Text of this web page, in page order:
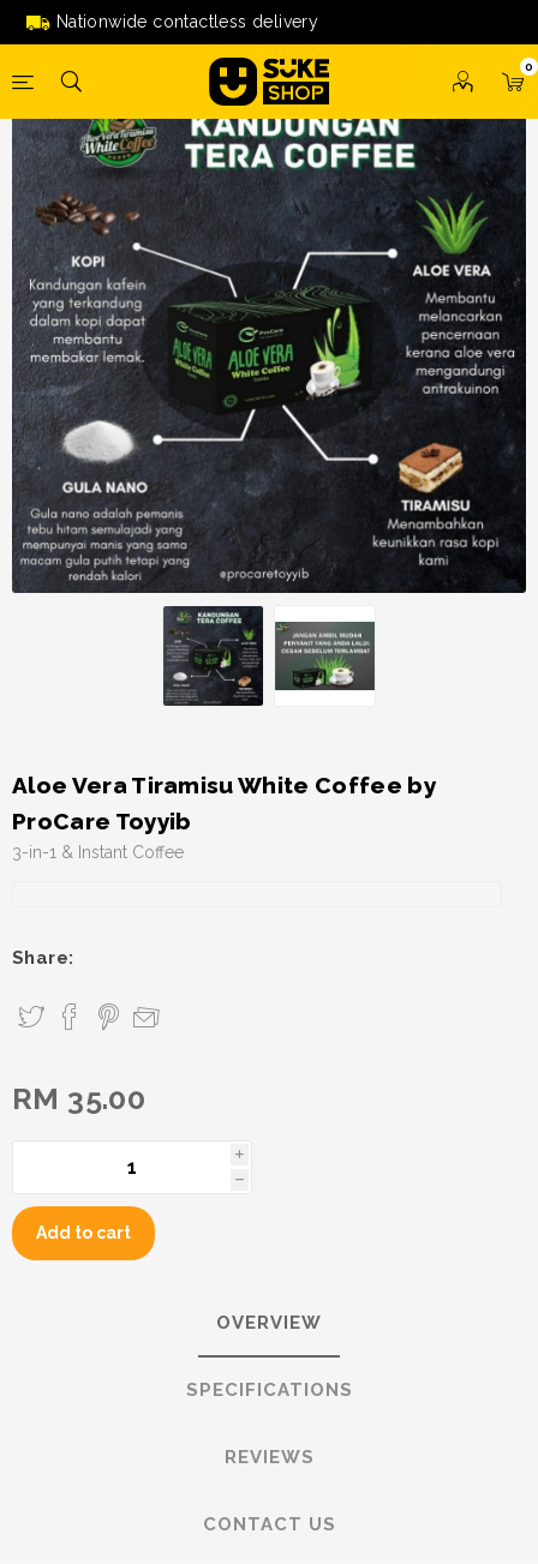
Nationwide contactless delivery
0
Aloe Vera Tiramisu White Coffee by ProCare Toyyib
Aloe Vera Tiramisu White Coffee by
ProCare Toyyib
3-in-1 & Instant Coffee
Share:
RM 35.00
i
h
Add to cart
OVERVIEW
SPECIFICATIONS
REVIEWS
CONTACT US